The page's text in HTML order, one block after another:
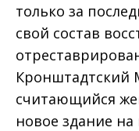
только за
свой состав
Кронштадтский
считающийся
новое здание